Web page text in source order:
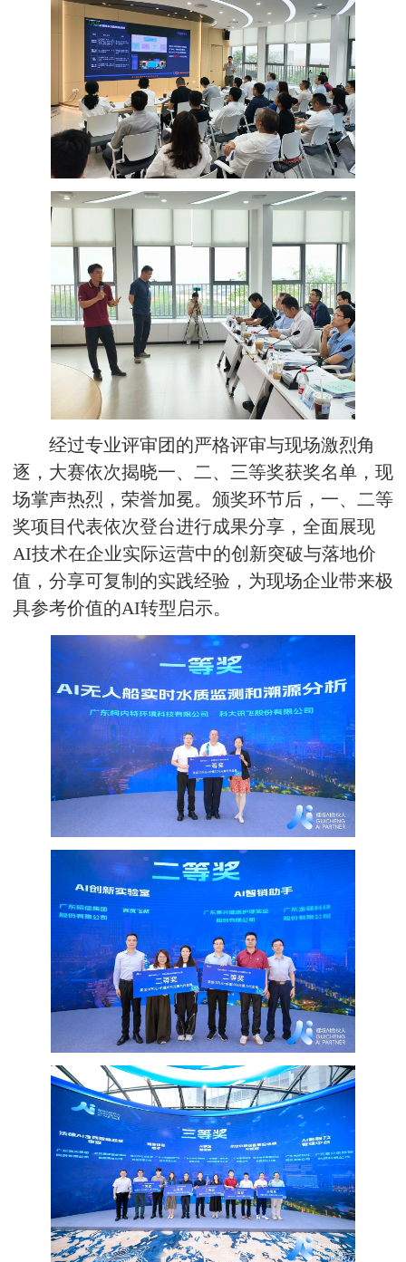
经过专业评审团的严格评审与现场激烈角
逐，大赛依次揭晓一、二、三等奖获奖名单，现
场掌声热烈，荣誉加冕。颁奖环节后，一、二等
奖项目代表依次登台进行成果分享，全面展现
AI技术在企业实际运营中的创新突破与落地价
值，分享可复制的实践经验，为现场企业带来极
具参考价值的AI转型启示。